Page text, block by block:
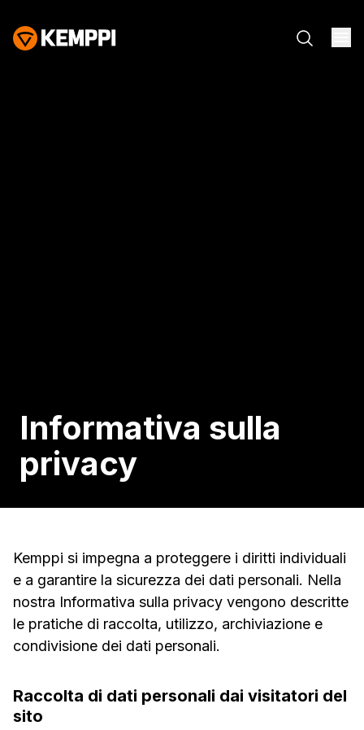
Informativa sulla
privacy
Kemppi si impegna a proteggere i diritti individuali
e a garantire la sicurezza dei dati personali. Nella
nostra Informativa sulla privacy vengono descritte
le pratiche di raccolta, utilizzo, archiviazione e
condivisione dei dati personali.
Raccolta di dati personali dai visitatori del
sito